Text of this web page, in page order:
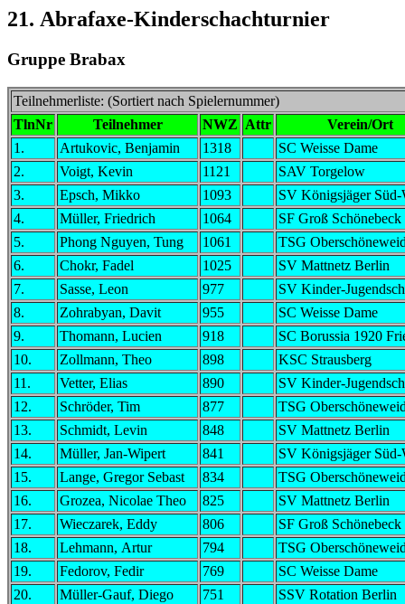
21. Abrafaxe-Kinderschachturnier
Gruppe Brabax
Teilnehmerliste: (Sortiert nach Spielernummer)
TlnNr
Teilnehmer NWZ Attr
Verein/Ort
1.
Artukovic, Benjamin 1318
SC Weisse Dame
2.
Voigt, Kevin 1121
SAV Torgelow
3.
Epsch, Mikko 1093
SV Königsjäger Süd-
4.
Müller, Friedrich 1064
SF Groß Schönebeck
5.
Phong Nguyen, Tung 1061
TSG
6.
Chokr, Fadel 1025
SV Mattnetz Berlin
7.
Sasse, Leon 977
SV Kinder-
8.
Zohrabyan, Davit 955
SC Weisse Dame
9.
Thomann, Lucien 918
SC Borussia 1920
10.
Zollmann, Theo 898
KSC Strausberg
11.
Vetter, Elias 890
SV Kinder-
12.
Schröder, Tim 877
TSG
13.
Schmidt, Levin 848
SV Mattnetz Berlin
14.
Müller, Jan-Wipert 841
SV Königsjäger Süd-
15.
Lange, Gregor Sebast 834
TSG
16.
Grozea, Nicolae Theo 825
SV Mattnetz Berlin
17.
Wieczarek, Eddy 806
SF Groß Schönebeck
18.
Lehmann, Artur 794
TSG
19.
Fedorov, Fedir 769
SC Weisse Dame
20.
Müller-Gauf, Diego 751
SSV Rotation Berlin